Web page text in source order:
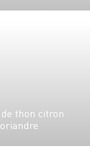
thon citron